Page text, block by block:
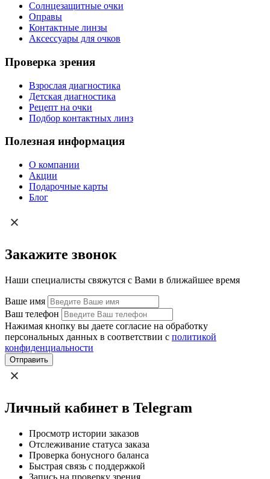
Солнцезащитные очки
Оправы
Контактные линзы
Аксессуары для очков
Проверка зрения
Взрослая диагностика
Детская диагностика
Рецепт на очки
Подбор контактных линз
Полезная информация
О компании
Акции
Подарочные карты
Блог
Закажите звонок
Наши специалисты свяжутся с Вами в ближайшее время
Ваше имя
Ваш телефон
Нажимая кнопку вы даете согласие на обработку
персональных данных в соответствии с политикой
конфиденциальности
Отправить
Личный кабинет в Telegram
Просмотр истории заказов
Отслеживание статуса заказа
Проверка бонусного баланса
Быстрая связь с поддержкой
Запись на проверку зрения